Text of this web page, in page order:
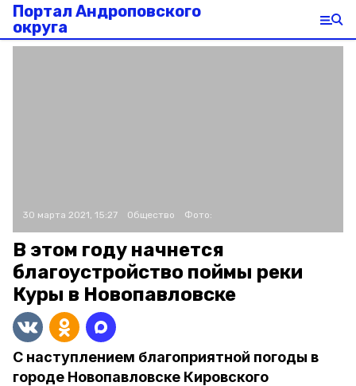
Портал Андроповского
округа
30 марта 2021, 15:27 Общество Фото:
В этом году начнется
благоустройство поймы реки
Куры в Новопавловске
С наступлением благоприятной погоды в
городе Новопавловске Кировского